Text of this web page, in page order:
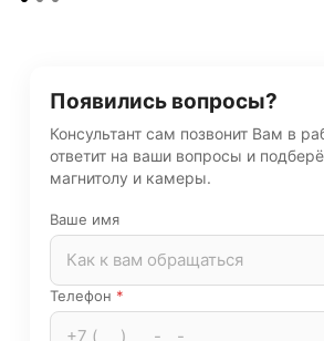
Появились вопросы?
Консультант сам позвонит Вам в
ответит на ваши вопросы и
магнитолу и камеры.
Ваше имя
Телефон *